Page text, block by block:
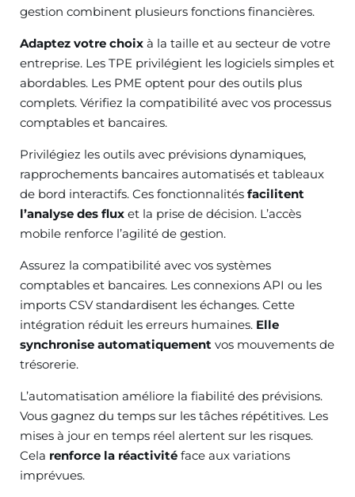
gestion combinent plusieurs fonctions financières.
Adaptez votre choix à la taille et au secteur de votre
entreprise. Les TPE privilégient les logiciels simples et
abordables. Les PME optent pour des outils plus
complets. Vérifiez la compatibilité avec vos processus
comptables et bancaires.
Privilégiez les outils avec prévisions dynamiques,
rapprochements bancaires automatisés et tableaux
de bord interactifs. Ces fonctionnalités facilitent
l’analyse des flux et la prise de décision. L’accès
mobile renforce l’agilité de gestion.
Assurez la compatibilité avec vos systèmes
comptables et bancaires. Les connexions API ou les
imports CSV standardisent les échanges. Cette
intégration réduit les erreurs humaines. Elle
synchronise automatiquement vos mouvements de
trésorerie.
L’automatisation améliore la fiabilité des prévisions.
Vous gagnez du temps sur les tâches répétitives. Les
mises à jour en temps réel alertent sur les risques.
Cela renforce la réactivité face aux variations
imprévues.